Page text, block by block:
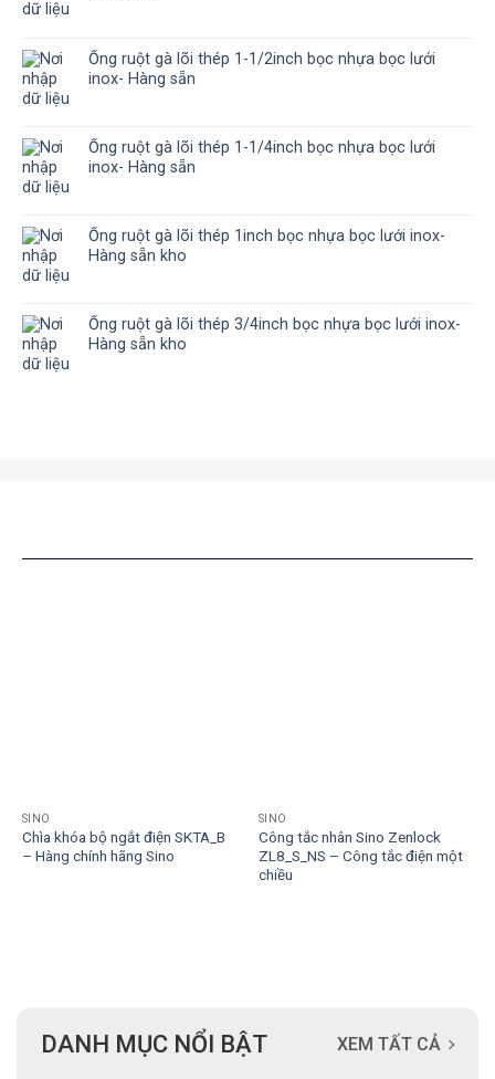
Ống ruột gà lõi thép 1-1/2inch bọc nhựa bọc lưới
inox- Hàng sẵn
Ống ruột gà lõi thép 1-1/4inch bọc nhựa bọc lưới
inox- Hàng sẵn
Ống ruột gà lõi thép 1inch bọc nhựa bọc lưới inox-
Hàng sẵn kho
Ống ruột gà lõi thép 3/4inch bọc nhựa bọc lưới inox-
Hàng sẵn kho
SINO
Chìa khóa bộ ngắt điện SKTA_B
– Hàng chính hãng Sino
SINO
Công tắc nhân Sino Zenlock
ZL8_S_NS – Công tắc điện một
chiều
DANH MỤC NỔI BẬT XEM TẤT CẢ